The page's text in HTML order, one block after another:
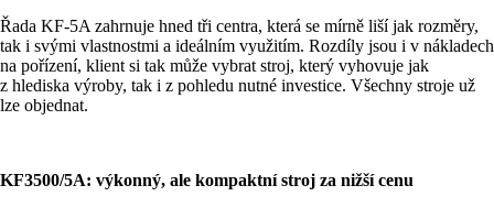
Řada KF-5A zahrnuje hned tři centra, která se mírně liší jak rozměry,
tak i svými vlastnostmi a ideálním využitím. Rozdíly jsou i v nákladech
na pořízení, klient si tak může vybrat stroj, který vyhovuje jak
z hlediska výroby, tak i z pohledu nutné investice. Všechny stroje už
lze objednat.
KF3500/5A: výkonný, ale kompaktní stroj za nižší cenu